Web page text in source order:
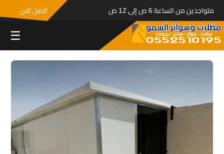
متواجدين من الساعة 6 ص إلى 12 ص اتصل الان
☰